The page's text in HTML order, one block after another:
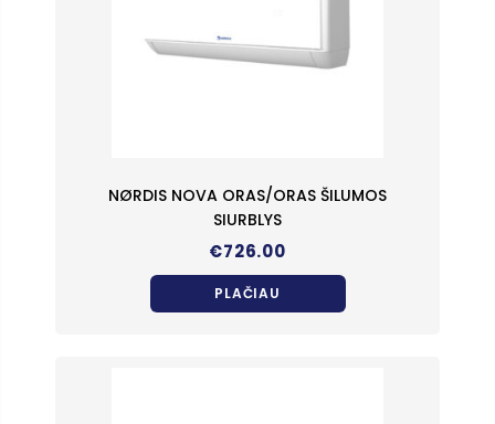
NØRDIS NOVA ORAS/ORAS ŠILUMOS
SIURBLYS
€726.00
PLAČIAU